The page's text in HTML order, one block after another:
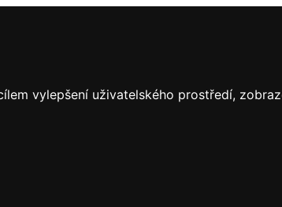
vylepšení uživatelského prostředí,